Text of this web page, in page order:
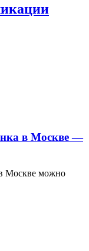
в Москве —
Москве можно